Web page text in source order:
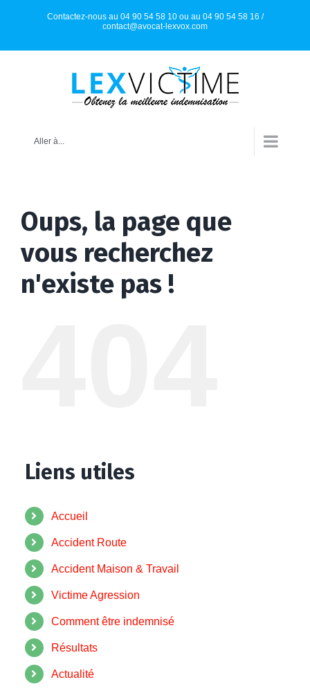
Contactez-nous au 04 90 54 58 10 ou au 04 90 54 58 16 /
contact@avocat-lexvox.com
Aller à...
Oups, la page que
vous recherchez
n'existe pas !
Liens utiles
Accueil
Accident Route
Accident Maison & Travail
Victime Agression
Comment être indemnisé
Résultats
Actualité